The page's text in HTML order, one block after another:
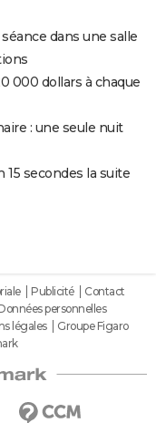
dans une salle
000 dollars à chaque
: une seule nuit
secondes la suite
Publicité
Contact
personnelles
légales
Groupe Figaro